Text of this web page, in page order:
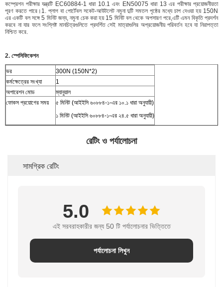
কম্প্রেশন পরীক্ষার যন্ত্রটি EC60884-1 ধারা 10.1 এবং EN50075 ধারা 13 এর পরীক্ষার প্রয়োজনীয়তা
পূরণ করতে পারে।1. প্লাগ বা পোর্টেবল সকেট-আউটলেট নমুনা দুটি সমতল পৃষ্ঠের মধ্যে চাপ দেওয়া হয় 150N
এর একটি বল সঙ্গে 5 মিনিট জন্য, নমুনা চেক করা হয় 15 মিনিট বল থেকে অপসারণ পরে,এটি এমন বিকৃতি প্রদর্শন
করবে না যার ফলে সংশ্লিষ্ট মানচিত্রগুলিতে প্রদর্শিত সেই মাত্রাগুলির অপ্রয়োজনীয় পরিবর্তন হবে যা নিরাপত্তা
নিশ্চিত করে.
2. স্পেসিফিকেশন
ভর
300N (150N*2)
কর্মক্ষেত্রের সংখ্যা
1
অপারেশন মোড
ম্যানুয়াল
ফোকস প্রয়োগের সময়
৫ মিনিট (আইইসি ৬০৮৮৪-১-এর ১০.১ ধারা অনুযায়ী)
১ মিনিট (আইইসি ৬০৮৮৪-১-এর ২৪.৫ ধারা অনুযায়ী)
রেটিং ও পর্যালোচনা
সামগ্রিক রেটিং
5.0
এই সরবরাহকারীর জন্য 50 টি পর্যালোচনার ভিত্তিতে
পর্যালোচনা লিখুন